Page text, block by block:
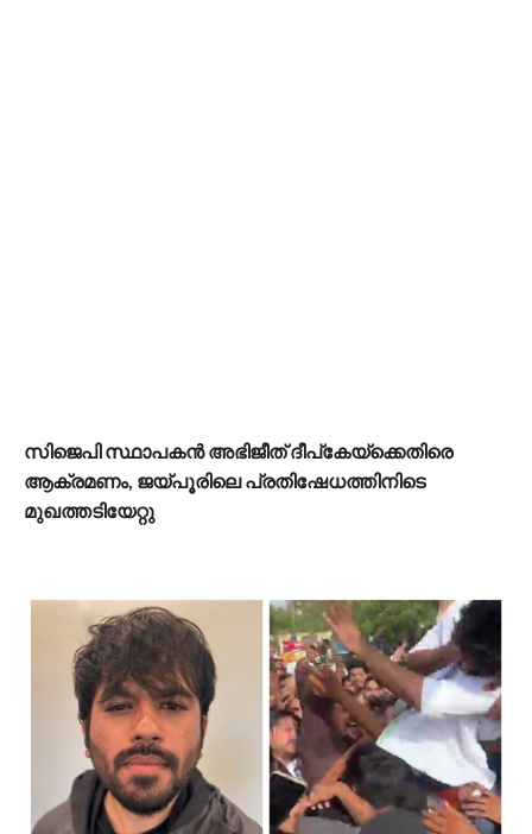
സിജെപി സ്ഥാപകൻ അഭിജീത് ദീപ്കേയ്ക്കെതിരെ
ആക്രമണം, ജയ്പൂരിലെ പ്രതിഷേധത്തിനിടെ
മുഖത്തടിയേറ്റു